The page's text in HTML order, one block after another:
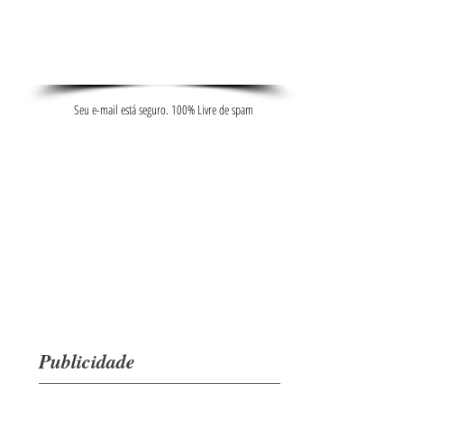
Seu e-mail está seguro. 100% Livre de spam
Publicidade